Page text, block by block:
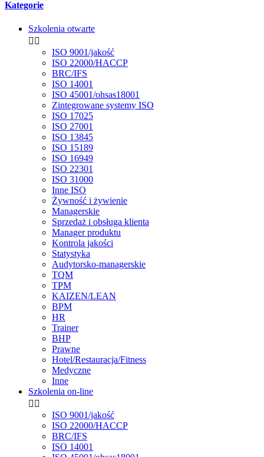
Kategorie
Szkolenia otwarte
 
ISO 9001/jakość
ISO 22000/HACCP
BRC/IFS
ISO 14001
ISO 45001/ohsas18001
Zintegrowane systemy ISO
ISO 17025
ISO 27001
ISO 13845
ISO 15189
ISO 16949
ISO 22301
ISO 31000
Inne ISO
Żywność i żywienie
Managerskie
Sprzedaż i obsługa klienta
Manager produktu
Kontrola jakości
Statystyka
Audytorsko-managerskie
TQM
TPM
KAIZEN/LEAN
BPM
HR
Trainer
BHP
Prawne
Hotel/Restauracja/Fitness
Medyczne
Inne
Szkolenia on-line
 
ISO 9001/jakość
ISO 22000/HACCP
BRC/IFS
ISO 14001